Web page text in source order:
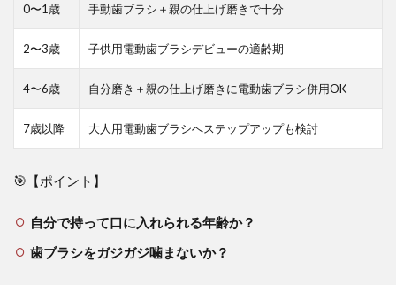
0〜1歳 手動歯ブラシ＋親の仕上げ磨きで十分
2〜3歳 子供用電動歯ブラシデビューの適齢期
4〜6歳 自分磨き＋親の仕上げ磨きに電動歯ブラシ併用OK
7歳以降 大人用電動歯ブラシへステップアップも検討
🎯【ポイント】
自分で持って口に入れられる年齢か？
歯ブラシをガジガジ噛まないか？